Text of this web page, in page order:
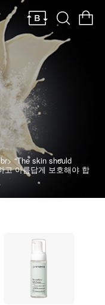
“The skin should
고 아름답게 보호해야 합